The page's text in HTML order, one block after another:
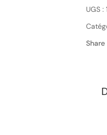
UGS :
Share